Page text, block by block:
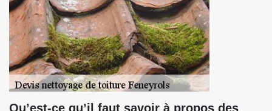
Qu’est-ce qu’il faut savoir à propos des